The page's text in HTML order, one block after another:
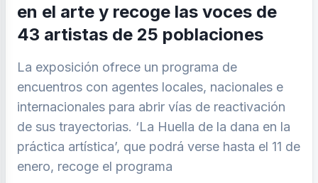
en el arte y recoge las voces de
43 artistas de 25 poblaciones
La exposición ofrece un programa de
encuentros con agentes locales, nacionales e
internacionales para abrir vías de reactivación
de sus trayectorias. ‘La Huella de la dana en la
práctica artística’, que podrá verse hasta el 11 de
enero, recoge el programa